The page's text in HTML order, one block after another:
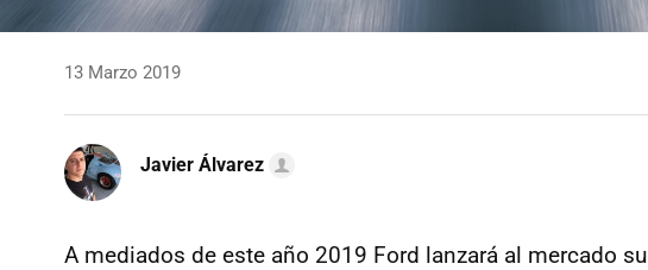
13 Marzo 2019
Javier Álvarez
A mediados de este año 2019 Ford lanzará al mercado su